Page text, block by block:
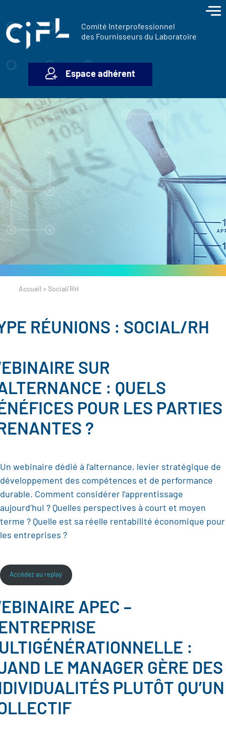
Comité Interprofessionnel
des Fournisseurs du Laboratoire
Espace adhérent
Accueil > Social/RH
RÉUNIONS : SOCIAL/RH
SUR
: QUELS
POUR LES PARTIES
?
Un webinaire dédié à l’alternance, levier stratégique de
développement des compétences et de performance
durable. Comment considérer l’apprentissage
aujourd’hui ? Quelles perspectives à court et moyen
terme ? Quelle est sa réelle rentabilité économique pour
les entreprises ?
Accédez au replay
APEC –
:
LE MANAGER GÈRE DES
PLUTÔT QU’UN